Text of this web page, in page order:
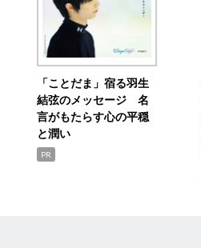
「ことだま」宿る羽生
結弦のメッセージ 名
言がもたらす心の平穏
と潤い
PR